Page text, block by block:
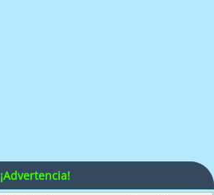
¡Advertencia!